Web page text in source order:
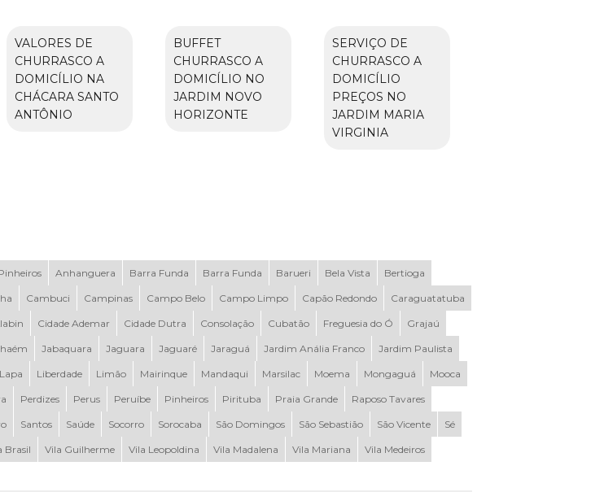
VALORES DE
CHURRASCO A
DOMICÍLIO NA
CHÁCARA SANTO
ANTÔNIO
BUFFET
CHURRASCO A
DOMICÍLIO NO
JARDIM NOVO
HORIZONTE
SERVIÇO DE
CHURRASCO A
DOMICÍLIO
PREÇOS NO
JARDIM MARIA
VIRGINIA
Anhanguera Barra Funda Barra Funda Barueri Bela Vista Bertioga
Cambuci Campinas Campo Belo Campo Limpo Capão Redondo Caraguatatuba
Cidade Ademar Cidade Dutra Consolação Cubatão Freguesia do Ó Grajaú
Jabaquara Jaguara Jaguaré Jaraguá Jardim Anália Franco Jardim Paulista
Lapa Liberdade Limão Mairinque Mandaqui Marsilac Moema Mongaguá Mooca
Perdizes Perus Peruíbe Pinheiros Pirituba Praia Grande Raposo Tavares
Santos Saúde Socorro Sorocaba São Domingos São Sebastião São Vicente Sé
Brasil Vila Guilherme Vila Leopoldina Vila Madalena Vila Mariana Vila Medeiros